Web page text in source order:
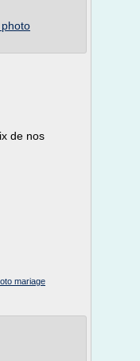
de nos
mariage